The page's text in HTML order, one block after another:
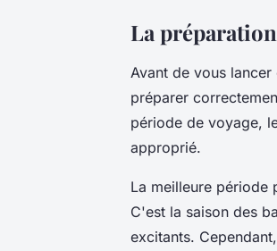
La
Avant de vous
préparer
période de voyage,
approprié.
La meilleure période
C'est la saison des
excitants.